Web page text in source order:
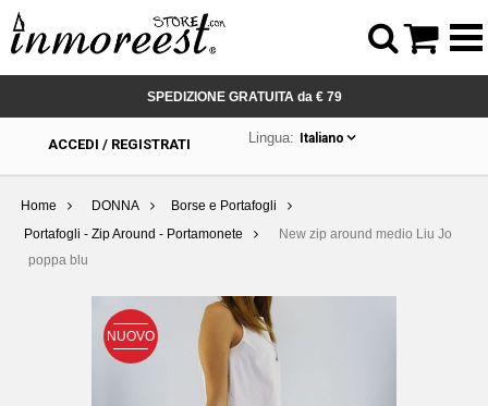
SPEDIZIONE GRATUITA da € 79
ACCEDI / REGISTRATI Lingua: Italiano
Home DONNA
Borse e Portafogli
Portafogli - Zip Around - Portamonete
New zip around medio Liu Jo
poppa blu
NUOVO
 